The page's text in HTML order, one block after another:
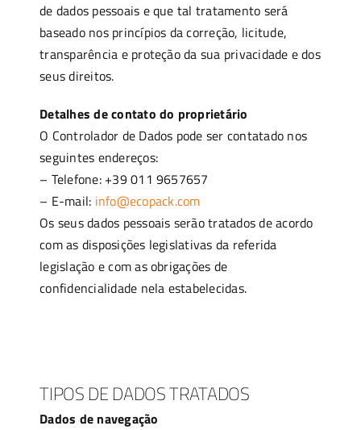
de dados pessoais e que tal tratamento será
baseado nos princípios da correção, licitude,
transparência e proteção da sua privacidade e dos
seus direitos.
Detalhes de contato do proprietário
O Controlador de Dados pode ser contatado nos
seguintes endereços:
– Telefone: +39 011 9657657
– E-mail: info@ecopack.com
Os seus dados pessoais serão tratados de acordo
com as disposições legislativas da referida
legislação e com as obrigações de
confidencialidade nela estabelecidas.
TIPOS DE DADOS TRATADOS
Dados de navegação